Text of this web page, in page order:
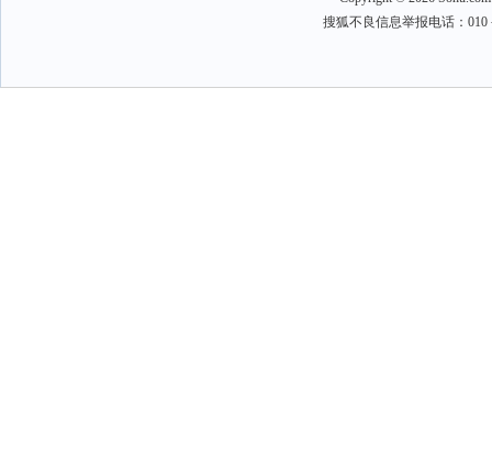
搜狐不良信息举报电话：010